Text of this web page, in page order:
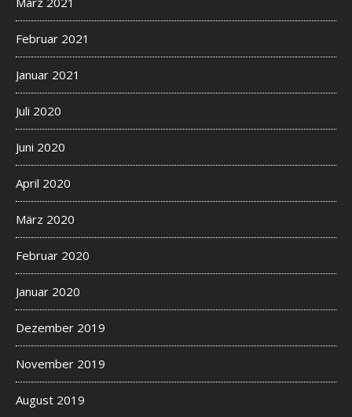
Februar 2021
Januar 2021
Juli 2020
Juni 2020
April 2020
März 2020
Februar 2020
Januar 2020
Dezember 2019
November 2019
August 2019